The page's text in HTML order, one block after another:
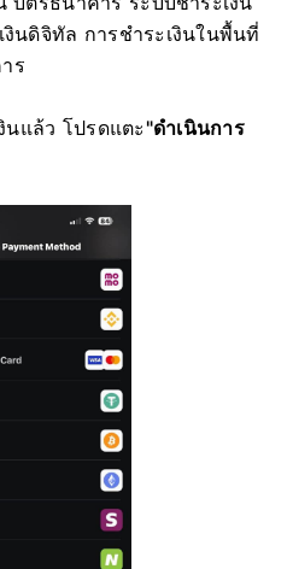
บัตรธนาคาร ระบบชำระเงิน
นดิจิทัล การชำระเงินในพื้นที่
ร
นแล้ว โปรดแตะ